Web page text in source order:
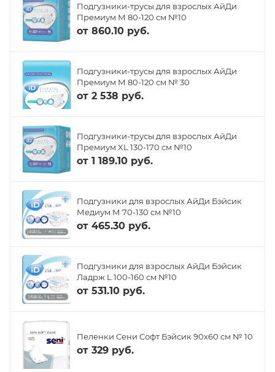
Подгузники-трусы для взрослых АйДи
Премиум М 80-120 см №10
от 860.10 руб.
Подгузники-трусы для взрослых АйДи
Премиум М 80-120 см № 30
от 2 538 руб.
Подгузники-трусы для взрослых АйДи
Премиум XL 130-170 см №10
от 1 189.10 руб.
Подгузники для взрослых АйДи Бэйсик
Медиум М 70-130 см №10
от 465.30 руб.
Подгузники для взрослых АйДи Бэйсик
Ладрж L 100-160 см №10
от 531.10 руб.
Пеленки Сени Софт Бэйсик 90x60 см № 10
от 329 руб.